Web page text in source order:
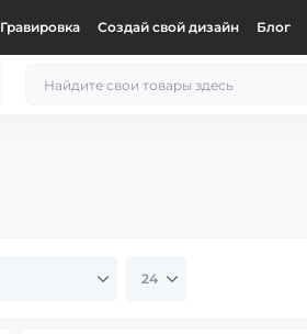
Гравировка Создай свой дизайн Блог